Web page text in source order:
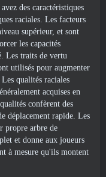
des caractéristiques
raciales. Les facteurs
supérieur, et sont
les capacités
Les traits de vertu
utilisés pour augmenter
qualités raciales
acquises en
confèrent des
déplacement rapide. Les
propre arbre de
et donne aux joueurs
à mesure qu'ils montent